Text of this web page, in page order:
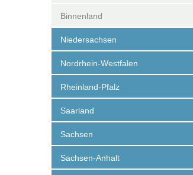
Binnenland
Niedersachsen
Nordrhein-Westfalen
Rheinland-Pfalz
Saarland
Sachsen
Sachsen-Anhalt